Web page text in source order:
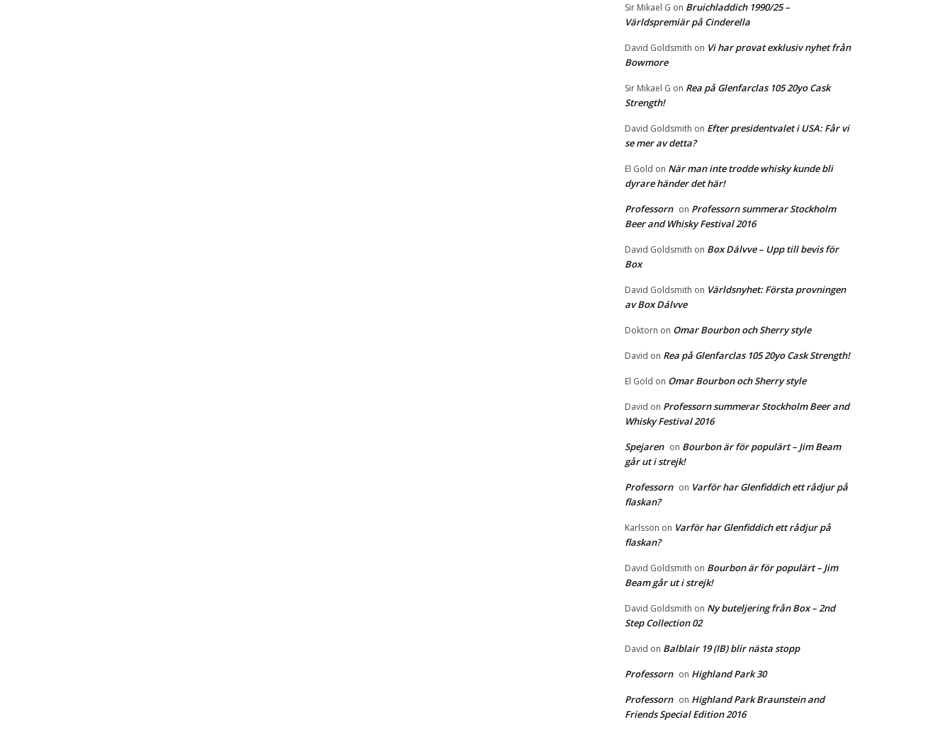
Sir Mikael G on Bruichladdich 1990/25 –
Världspremiär på Cinderella
David Goldsmith on Vi har provat exklusiv nyhet från
Bowmore
Sir Mikael G on Rea på Glenfarclas 105 20yo Cask
Strength!
David Goldsmith on Efter presidentvalet i USA: Får vi
se mer av detta?
El Gold on När man inte trodde whisky kunde bli
dyrare händer det här!
Professorn on Professorn summerar Stockholm
Beer and Whisky Festival 2016
David Goldsmith on Box Dálvve – Upp till bevis för
Box
David Goldsmith on Världsnyhet: Första provningen
av Box Dálvve
Doktorn on Omar Bourbon och Sherry style
David on Rea på Glenfarclas 105 20yo Cask Strength!
El Gold on Omar Bourbon och Sherry style
David on Professorn summerar Stockholm Beer and
Whisky Festival 2016
Spejaren on Bourbon är för populärt – Jim Beam
går ut i strejk!
Professorn on Varför har Glenfiddich ett rådjur på
flaskan?
Karlsson on Varför har Glenfiddich ett rådjur på
flaskan?
David Goldsmith on Bourbon är för populärt – Jim
Beam går ut i strejk!
David Goldsmith on Ny buteljering från Box – 2nd
Step Collection 02
David on Balblair 19 (IB) blir nästa stopp
Professorn on Highland Park 30
Professorn on Highland Park Braunstein and
Friends Special Edition 2016